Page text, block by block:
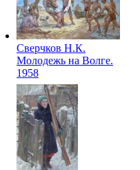
Сверчков Н.К.
Молодежь на Волге.
1958